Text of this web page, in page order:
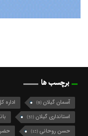
برچسب ها
آسمان گیلان (9)
استانداری گیلان (32)
حسن روحانی (12)